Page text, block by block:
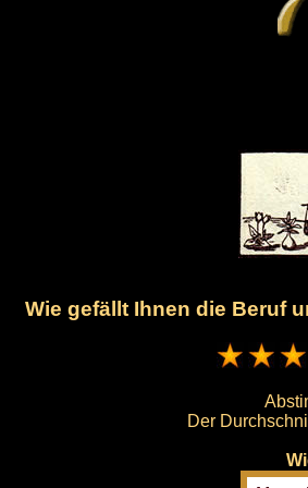
Wie gefällt Ihnen die Beruf
Der